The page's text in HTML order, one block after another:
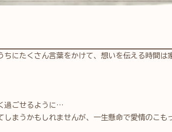
にたくさん言葉をかけて、想いを伝える時間
過ごせるように…
まうかもしれませんが、一生懸命で愛情のこも